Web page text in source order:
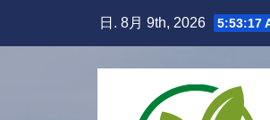
日. 8月 9th, 2026 5:53:18